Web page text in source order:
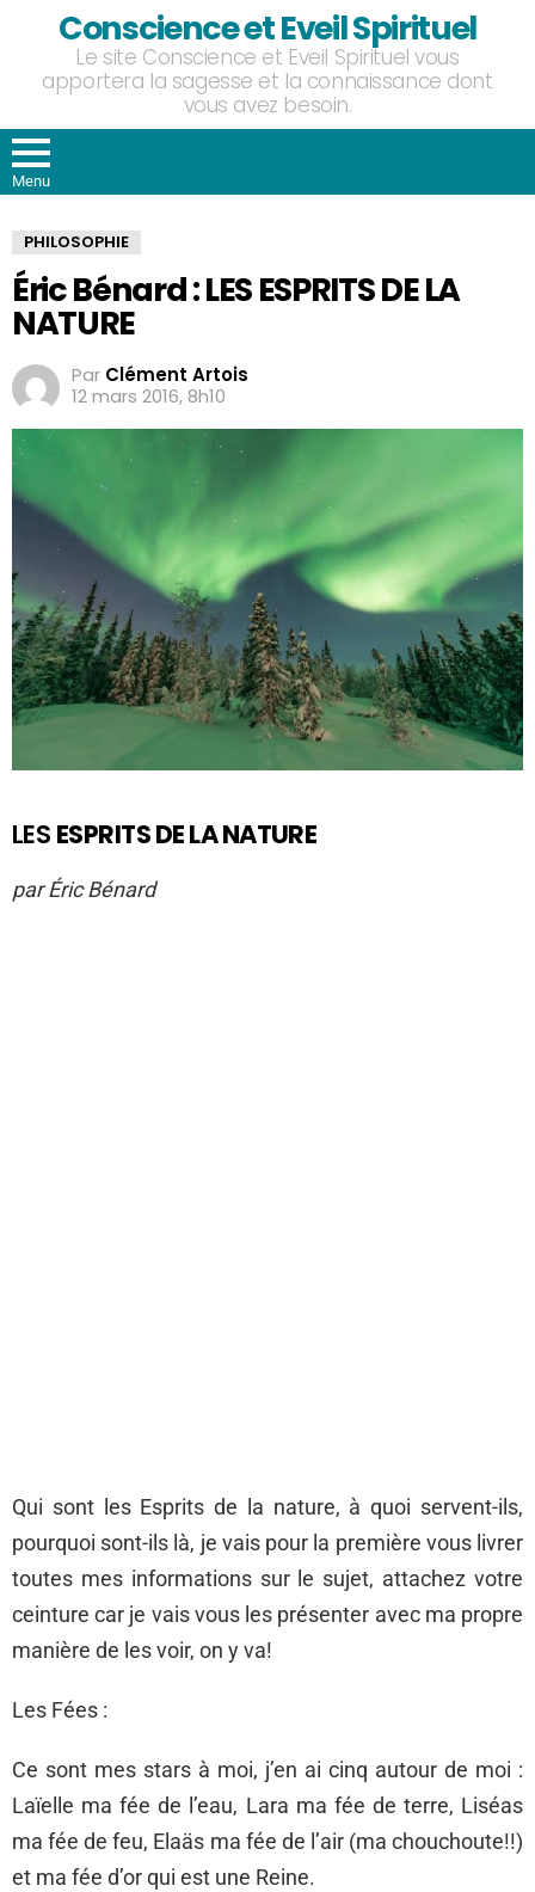
Conscience et Eveil Spirituel
Le site Conscience et Eveil Spirituel vous
apportera la sagesse et la connaissance dont
vous avez besoin.
Menu
PHILOSOPHIE
Éric Bénard : LES ESPRITS DE LA
NATURE
Par Clément Artois
12 mars 2016, 8h10
LES ESPRITS DE LA NATURE
par Éric Bénard
Qui sont les Esprits de la nature, à quoi servent-ils,
pourquoi sont-ils là, je vais pour la première vous livrer
toutes mes informations sur le sujet, attachez votre
ceinture car je vais vous les présenter avec ma propre
manière de les voir, on y va!
Les Fées :
Ce sont mes stars à moi, j’en ai cinq autour de moi :
Laïelle ma fée de l’eau, Lara ma fée de terre, Liséas
ma fée de feu, Elaäs ma fée de l’air (ma chouchoute!!)
et ma fée d’or qui est une Reine.